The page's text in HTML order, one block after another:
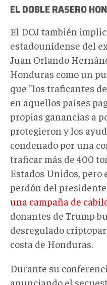
EL DOBLE RASERO
El DOJ también
estadounidense del
Juan Orlando
Honduras como un
que "los traficantes
en aquellos países
propias ganancias a
protegieron y los
condenado por una
traficar más de 400
Estados Unidos,
perdón del
una campaña de
donantes de Trump
desregulado
costa de Honduras.
Durante su
anunciando el